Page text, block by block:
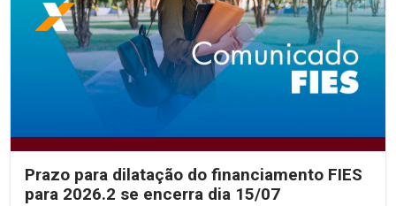
Prazo para dilatação do financiamento FIES
para 2026.2 se encerra dia 15/07